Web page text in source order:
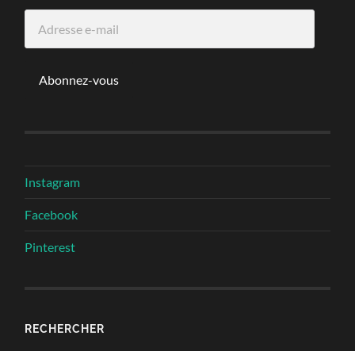
Abonnez-vous
Instagram
Facebook
Pinterest
RECHERCHER